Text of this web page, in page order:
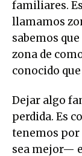
familiares.
llamamos
sabemos
zona de
conocido
Dejar algo
perdida. Es
tenemos
sea mejor—